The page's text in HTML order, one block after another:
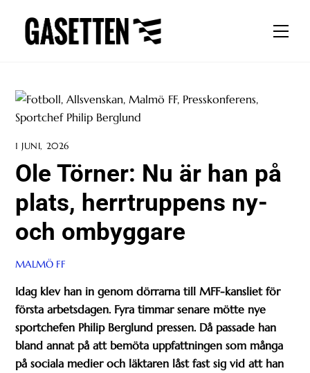
content
1 JUNI, 2026
Ole Törner: Nu är han på
plats, herrtruppens ny-
och ombyggare
MALMÖ FF
Idag klev han in genom dörrarna till MFF-kansliet för
första arbetsdagen. Fyra timmar senare mötte nye
sportchefen Philip Berglund pressen. Då passade han
bland annat på att bemöta uppfattningen som många
på sociala medier och läktaren låst fast sig vid att han